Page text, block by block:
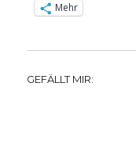
Mehr
GEFÄLLT MIR: